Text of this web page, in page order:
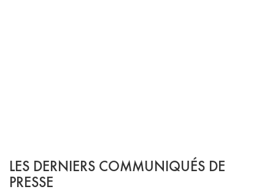
LES DERNIERS COMMUNIQUÉS DE
PRESSE